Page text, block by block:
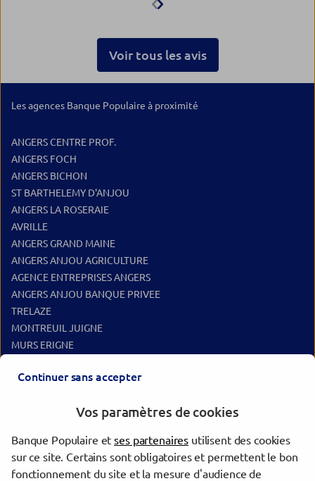
réactive. Il existe encore du lien
cela est trèsappréciable. Merci
Voir tous les avis
Les agences Banque Populaire à proximité
ANGERS CENTRE PROF.
ANGERS FOCH
ANGERS BICHON
ST BARTHELEMY D'ANJOU
ANGERS LA ROSERAIE
AVRILLE
ANGERS GRAND MAINE
ANGERS ANJOU AGRICULTURE
AGENCE ENTREPRISES ANGERS
ANGERS ANJOU BANQUE PRIVEE
TRELAZE
MONTREUIL JUIGNE
MURS ERIGNE
BEAUFORT EN ANJOU
Les agences Banque Populaire dans les villes à proximité
Angers
Chemillé-en-Anjou
Continuer sans accepter
Vos paramètres de cookies
Banque Populaire etses partenaires utilisent des cookies
sur ce site. Certains sont obligatoires et permettent le bon
fonctionnement du site et la mesure d'audience de